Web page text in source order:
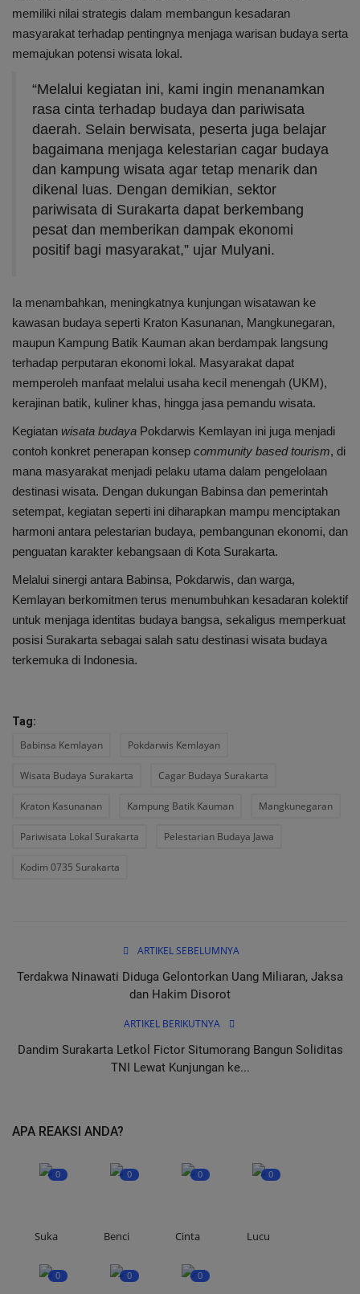
memiliki nilai strategis dalam membangun kesadaran
masyarakat terhadap pentingnya menjaga warisan budaya serta
memajukan potensi wisata lokal.
“Melalui kegiatan ini, kami ingin menanamkan
rasa cinta terhadap budaya dan pariwisata
daerah. Selain berwisata, peserta juga belajar
bagaimana menjaga kelestarian cagar budaya
dan kampung wisata agar tetap menarik dan
dikenal luas. Dengan demikian, sektor
pariwisata di Surakarta dapat berkembang
pesat dan memberikan dampak ekonomi
positif bagi masyarakat,” ujar Mulyani.
Ia menambahkan, meningkatnya kunjungan wisatawan ke
kawasan budaya seperti Kraton Kasunanan, Mangkunegaran,
maupun Kampung Batik Kauman akan berdampak langsung
terhadap perputaran ekonomi lokal. Masyarakat dapat
memperoleh manfaat melalui usaha kecil menengah (UKM),
kerajinan batik, kuliner khas, hingga jasa pemandu wisata.
Kegiatan wisata budaya Pokdarwis Kemlayan ini juga menjadi
contoh konkret penerapan konsep community based tourism, di
mana masyarakat menjadi pelaku utama dalam pengelolaan
destinasi wisata. Dengan dukungan Babinsa dan pemerintah
setempat, kegiatan seperti ini diharapkan mampu menciptakan
harmoni antara pelestarian budaya, pembangunan ekonomi, dan
penguatan karakter kebangsaan di Kota Surakarta.
Melalui sinergi antara Babinsa, Pokdarwis, dan warga,
Kemlayan berkomitmen terus menumbuhkan kesadaran kolektif
untuk menjaga identitas budaya bangsa, sekaligus memperkuat
posisi Surakarta sebagai salah satu destinasi wisata budaya
terkemuka di Indonesia.
Tag:
Babinsa Kemlayan Pokdarwis Kemlayan
Wisata Budaya Surakarta Cagar Budaya Surakarta
Kraton Kasunanan Kampung Batik Kauman Mangkunegaran
Pariwisata Lokal Surakarta Pelestarian Budaya Jawa
Kodim 0735 Surakarta
ARTIKEL SEBELUMNYA
Terdakwa Ninawati Diduga Gelontorkan Uang Miliaran, Jaksa
dan Hakim Disorot
ARTIKEL BERIKUTNYA
Dandim Surakarta Letkol Fictor Situmorang Bangun Soliditas
TNI Lewat Kunjungan ke...
APA REAKSI ANDA?
0
Suka
0
Benci
0
Cinta
0
Lucu
0 0 0